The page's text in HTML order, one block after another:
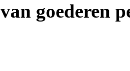
van goederen